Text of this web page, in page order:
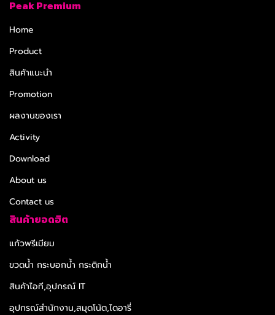
Peak Premium
Home
Product
สินค้าแนะนำ
Promotion
ผลงานของเรา
Activity
Download
About us
Contact us
สินค้ายอดฮิต
แก้วพรีเมียม
ขวดน้ำ กระบอกน้ำ กระติกน้ำ
สินค้าไอที,อุปกรณ์ IT
อุปกรณ์สำนักงาน,สมุดโน้ต,ไดอารี่